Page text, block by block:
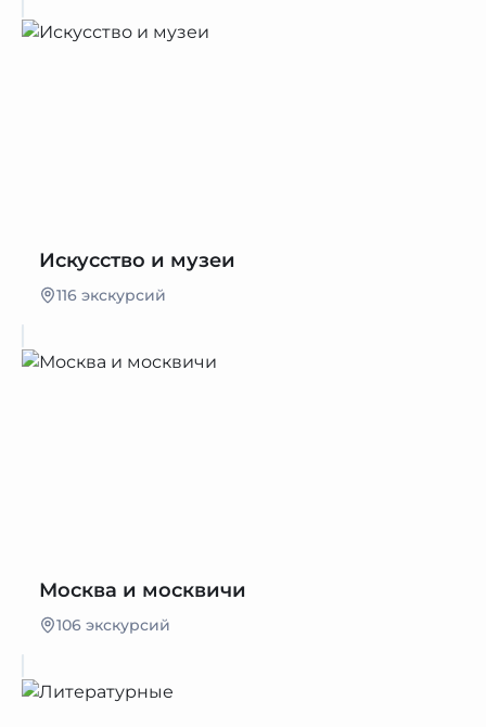
Искусство и музеи
116 экскурсий
Москва и москвичи
106 экскурсий